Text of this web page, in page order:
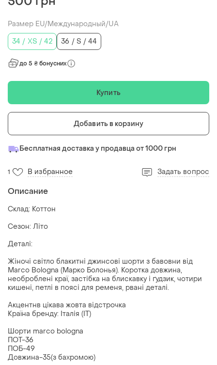
Размер EU/Международный/UA
34 / XS / 42
36 / S / 44
до 5 ₴ бонусних
Купить
Добавить в корзину
Бесплатная доставка у продавца от 1000 грн
1 В избранное Задать вопрос
Описание
Склад: Коттон
Сезон: Літо
Деталі:
Жіночі світло блакитні джинсові шорти з бавовни від
Marco Bologna (Марко Болонья). Коротка довжина,
необроблені краї, застібка на блискавку і ґудзик, чотири
кишені, петлі в поясі для ременя, рвані деталі.
Акцентнв цікава жовта відстрочка
Країна бренду: Італія (IT)
Шорти marco bologna
ПОТ-36
ПОБ-49
Довжина-35(з бахромою)